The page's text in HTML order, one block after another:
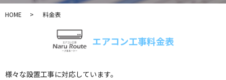
HOME 料金表
エアコン工事料金表
様々な設置工事に対応しています。